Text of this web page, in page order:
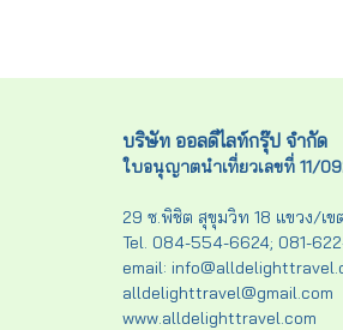
บริษัท ออลดีไลท์กรุ๊ป จำกัด
ใบอนุญาตนำเที่ยวเลขที่ 11/
29 ซ.พิชิต สุขุมวิท 18 แขวง/เข
Tel. 084-554-6624; 081-
email:
alldelighttravel@gmail.com
www.alldelighttravel.com